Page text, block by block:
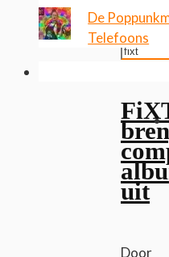
Search
for:
uit
Door
De
Telefoons